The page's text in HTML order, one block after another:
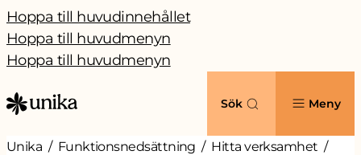
Hoppa till huvudinnehållet
Hoppa till huvudmenyn
Hoppa till huvudmenyn
Sök Meny
Unika Funktionsnedsättning
Hitta verksamhet